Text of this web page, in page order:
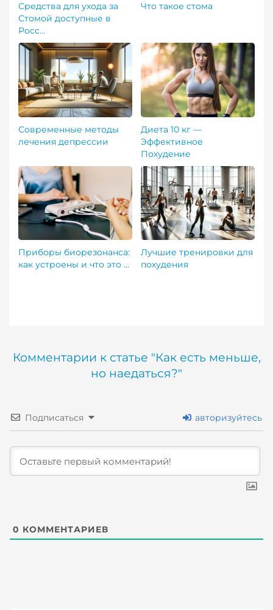
Средства для ухода за
Стомой доступные в
Росс...
Современные методы
лечения депрессии
Приборы биорезонанса:
как устроены и что это ...
Что такое стома
Диета 10 кг —
Эффективное
Похудение
Лучшие тренировки для
похудения
Комментарии к статье "Как есть меньше,
но наедаться?"
Подписаться авторизуйтесь
0 КОММЕНТАРИЕВ